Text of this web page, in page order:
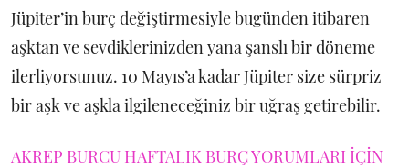
Jüpiter’in burç değiştirmesiyle bugünden itibaren
aşktan ve sevdiklerinizden yana şanslı bir döneme
ilerliyorsunuz. 10 Mayıs’a kadar Jüpiter size sürpriz
bir aşk ve aşkla ilgileneceğiniz bir uğraş getirebilir.
AKREP BURCU HAFTALIK BURÇ YORUMLARI İÇİN